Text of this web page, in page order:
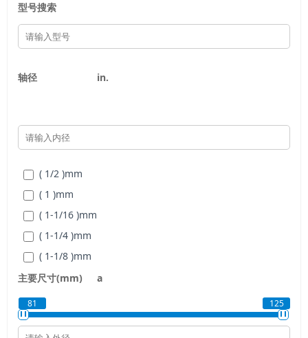
型号搜索
轴径 in.
( 1/2 )mm
( 1 )mm
( 1-1/16 )mm
( 1-1/4 )mm
( 1-1/8 )mm
( 1-3/16 )mm
( 1-3/8 )
( 1-5/16 )mm
主要尺寸(mm) a
81 125